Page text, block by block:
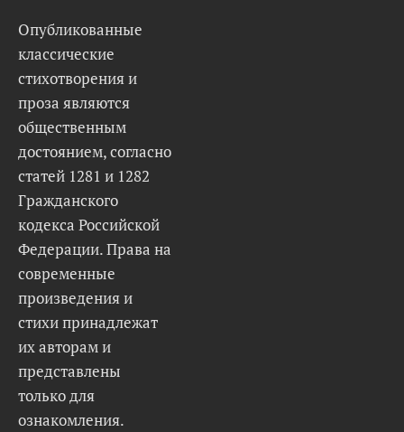
Опубликованные
классические
стихотворения и
проза являются
общественным
достоянием, согласно
статей 1281 и 1282
Гражданского
кодекса Российской
Федерации. Права на
современные
произведения и
стихи принадлежат
их авторам и
представлены
только для
ознакомления.